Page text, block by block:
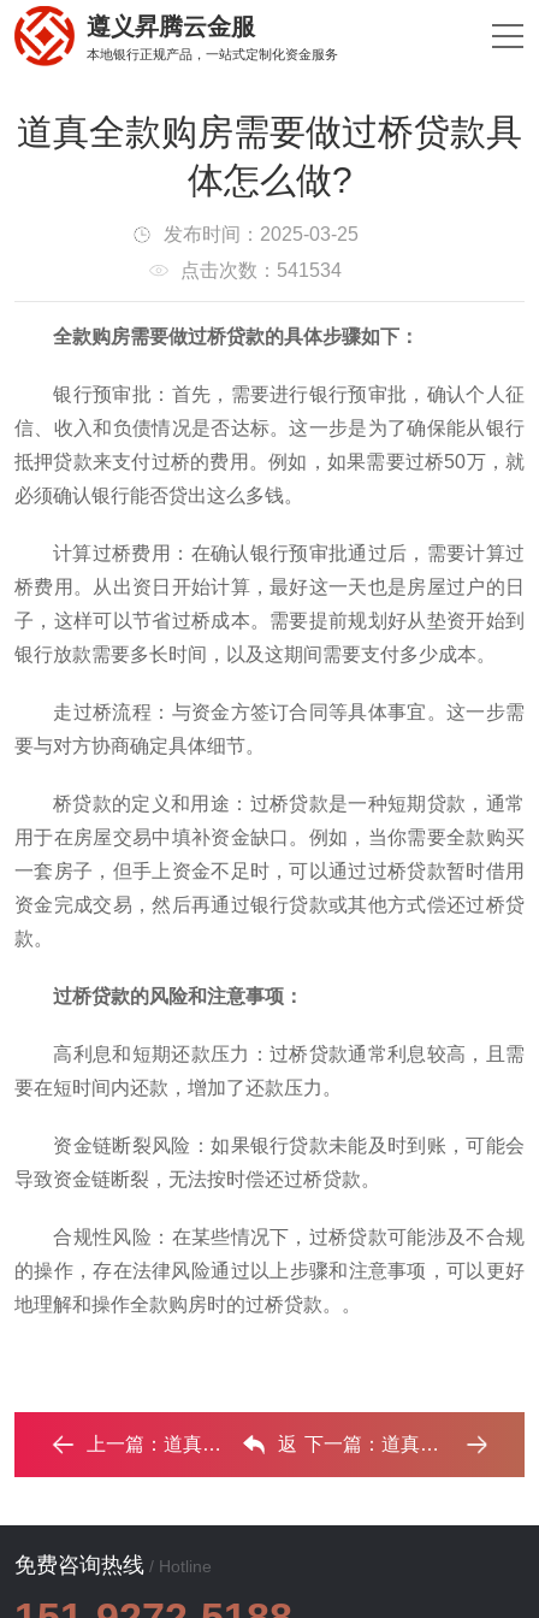
遵义昇腾云金服
本地银行正规产品，一站式定制化资金服务
道真全款购房需要做过桥贷款具
体怎么做?
发布时间：2025-03-25
点击次数：541534
‌全款购房需要做过桥贷款的具体步骤如下‌：
‌银行预审批‌：首先，需要进行银行预审批，确认个人征
信、收入和负债情况是否达标。这一步是为了确保能从银行
抵押贷款来支付过桥的费用。例如，如果需要过桥50万，就
必须确认银行能否贷出这么多钱‌。‌
计算过桥费用‌：在确认银行预审批通过后，需要计算过
桥费用。从出资日开始计算，最好这一天也是房屋过户的日
子，这样可以节省过桥成本。需要提前规划好从垫资开始到
银行放款需要多长时间，以及这期间需要支付多少成本‌。
‌走过桥流程‌：与资金方签订合同等具体事宜。这一步需
要与对方协商确定具体细节‌。
桥贷款的定义和用途‌：过桥贷款是一种短期贷款，通常
用于在房屋交易中填补资金缺口。例如，当你需要全款购买
一套房子，但手上资金不足时，可以通过过桥贷款暂时借用
资金完成交易，然后再通过银行贷款或其他方式偿还过桥贷
款‌。
过桥贷款的风险和注意事项‌：
‌高利息和短期还款压力‌：过桥贷款通常利息较高，且需
要在短时间内还款，增加了还款压力。
‌资金链断裂风险‌：如果银行贷款未能及时到账，可能会
导致资金链断裂，无法按时偿还过桥贷款。
‌合规性风险‌：在某些情况下，过桥贷款可能涉及不合规
的操作，存在法律风险‌通过以上步骤和注意事项，可以更好
地理解和操作全款购房时的过桥贷款。。
上一篇： 道真房子解除抵押需要什么手续？‌ 返 下一篇：道真房子不是自己的能去办理房屋抵押贷款吗？ ...‌
免费咨询热线 / Hotline